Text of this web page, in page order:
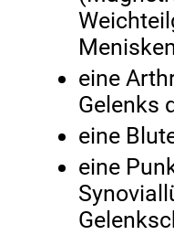
eine
Gelenks
eine
eine